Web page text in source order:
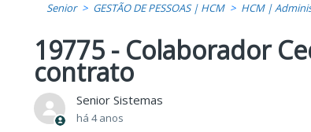
Senior GESTÃO DE PESSOAS | HCM HCM |
19775 - Colaborador
contrato
Senior Sistemas
há 4 anos